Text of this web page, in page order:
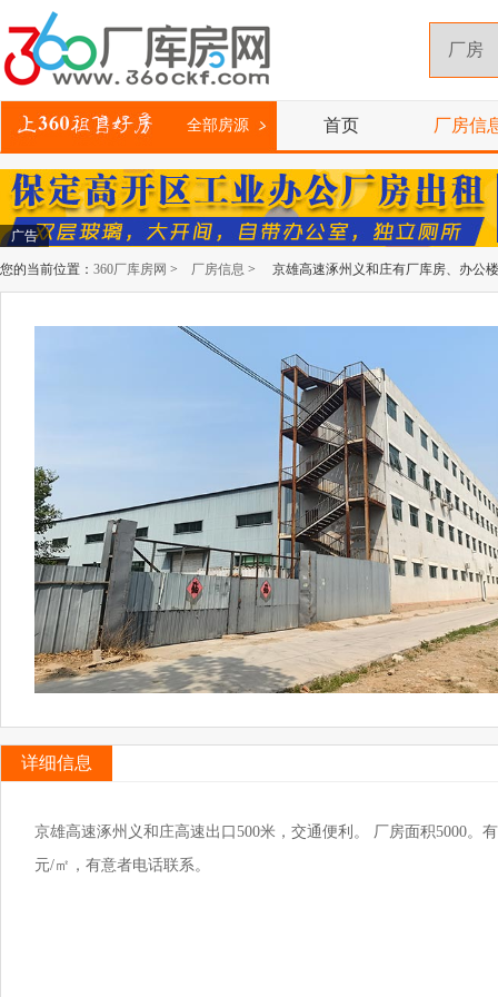
全部房源 首页 厂房信
广告
您的当前位置： 360厂库房网 > 厂房信息 > 京雄高速涿州义和庄有厂库房、办公
详细信息
京雄高速涿州义和庄高速出口500米，交通便利。 厂房面积5000。
元/㎡，有意者电话联系。